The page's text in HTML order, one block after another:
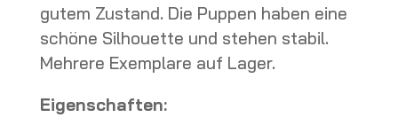
gutem Zustand. Die Puppen haben eine
schöne Silhouette und stehen stabil.
Mehrere Exemplare auf Lager.
Eigenschaften: